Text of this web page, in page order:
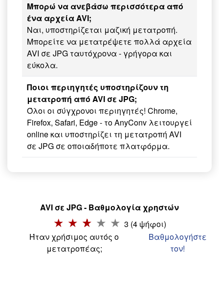
Μπορώ να ανεβάσω περισσότερα από
ένα αρχεία AVI;
Ναι, υποστηρίζεται μαζική μετατροπή.
Μπορείτε να μετατρέψετε πολλά αρχεία
AVI σε JPG ταυτόχρονα - γρήγορα και
εύκολα.
Ποιοι περιηγητές υποστηρίζουν τη
μετατροπή από AVI σε JPG;
Όλοι οι σύγχρονοι περιηγητές! Chrome,
Firefox, Safari, Edge - το AnyConv λειτουργεί
online και υποστηρίζει τη μετατροπή AVI
σε JPG σε οποιαδήποτε πλατφόρμα.
AVI σε JPG - Βαθμολογία χρηστών
3 (4 ψήφοι)
Ήταν χρήσιμος αυτός ο
μετατροπέας;
Βαθμολογήστε
τον!